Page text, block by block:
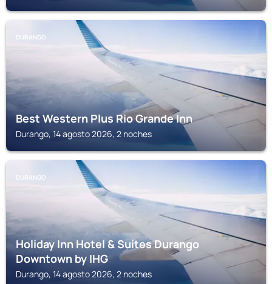
DURANGO
Best Western Plus Rio Grande Inn
Durango, 14 agosto 2026, 2 noches
DURANGO
Holiday Inn Hotel & Suites Durango
Downtown by IHG
Durango, 14 agosto 2026, 2 noches